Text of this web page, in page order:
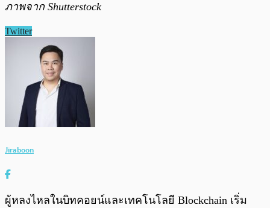
ภาพจาก Shutterstock
Twitter
Jiraboon
ผู้หลงไหลในบิทคอยน์และเทคโนโลยี Blockchain เริ่ม